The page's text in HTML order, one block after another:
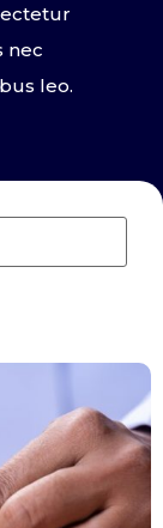
nec
leo.